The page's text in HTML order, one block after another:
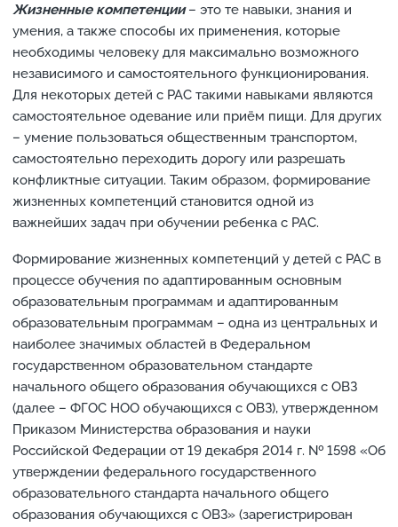
Жизненные компетенции– это те навыки, знания и
умения, а также способы их применения, которые
необходимы человеку для максимально возможного
независимого и самостоятельного функционирования.
Для некоторых детей с РАС такими навыками являются
самостоятельное одевание или приём пищи. Для других
– умение пользоваться общественным транспортом,
самостоятельно переходить дорогу или разрешать
конфликтные ситуации. Таким образом, формирование
жизненных компетенций становится одной из
важнейших задач при обучении ребенка с РАС.
Формирование жизненных компетенций у детей с РАС в
процессе обучения по адаптированным основным
образовательным программам и адаптированным
образовательным программам – одна из центральных и
наиболее значимых областей в Федеральном
государственном образовательном стандарте
начального общего образования обучающихся с ОВЗ
(далее – ФГОС НОО обучающихся с ОВЗ), утвержденном
Приказом Министерства образования и науки
Российской Федерации от 19 декабря 2014 г. № 1598 «Об
утверждении федерального государственного
образовательного стандарта начального общего
образования обучающихся с ОВЗ» (зарегистрирован